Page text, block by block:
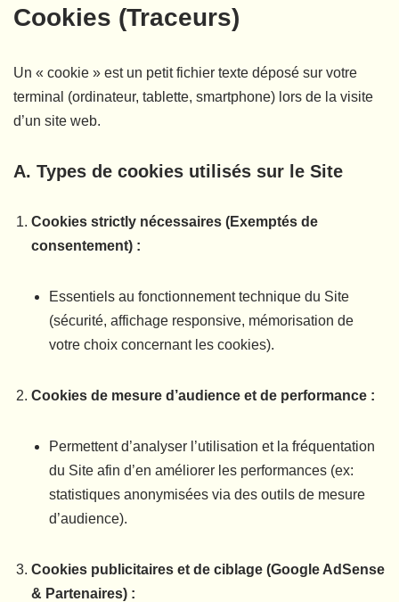
Cookies (Traceurs)
Un « cookie » est un petit fichier texte déposé sur votre
terminal (ordinateur, tablette, smartphone) lors de la visite
d’un site web.
A. Types de cookies utilisés sur le Site
Cookies strictly nécessaires (Exemptés de
consentement) :
Essentiels au fonctionnement technique du Site
(sécurité, affichage responsive, mémorisation de
votre choix concernant les cookies).
Cookies de mesure d’audience et de performance :
Permettent d’analyser l’utilisation et la fréquentation
du Site afin d’en améliorer les performances (ex:
statistiques anonymisées via des outils de mesure
d’audience).
Cookies publicitaires et de ciblage (Google AdSense
& Partenaires) :